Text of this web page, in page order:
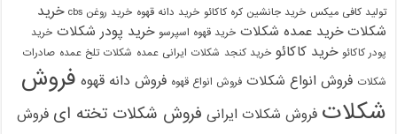
تولید کافی میکس خرید جانشین کره کاکائو خرید دانه قهوه خرید روغن cbs
خرید
شکلات خرید عمده شکلات خرید قهوه اسپرسو خرید پودر شکلات خرید
پودر کاکائو خرید کاکائو خرید کنجد شکلات ایرانی عمده شکلات تلخ عمده صادرات
شکلات فروش انواع شکلات فروش انواع قهوه فروش دانه قهوه فروش
شکلات فروش شکلات ایرانی فروش شکلات تخته ای فروش